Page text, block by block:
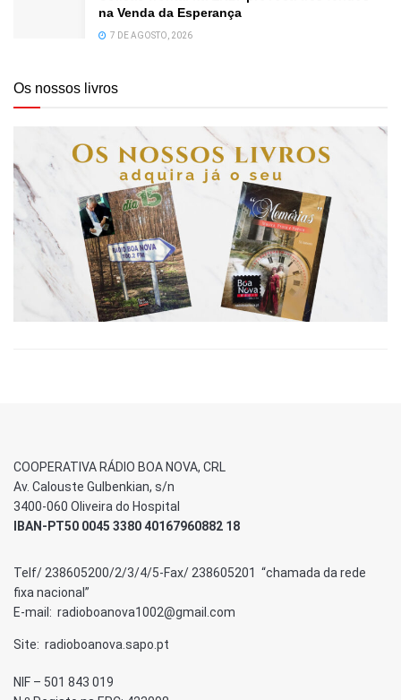
na Venda da Esperança
7 DE AGOSTO, 2026
Os nossos livros
COOPERATIVA RÁDIO BOA NOVA, CRL
Av. Calouste Gulbenkian, s/n
3400-060 Oliveira do Hospital
IBAN-PT50 0045 3380 40167960882 18
Telf/ 238605200/2/3/4/5-Fax/ 238605201 “chamada da rede
fixa nacional”
E-mail: radioboanova1002@gmail.com
Site: radioboanova.sapo.pt
NIF – 501 843 019